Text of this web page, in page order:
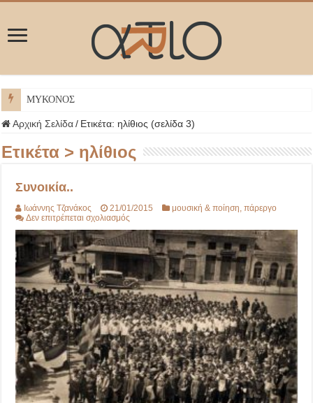
ΜΥΚΟΝΟΣ
Αρχική Σελίδα / Ετικέτα:ηλίθιος (σελίδα 3)
Ετικέτα > ηλίθιος
Συνοικία..
Ιωάννης Τζανάκος 21/01/2015 μουσική & ποίηση ,πάρεργο
Δεν επιτρέπεται σχολιασμός